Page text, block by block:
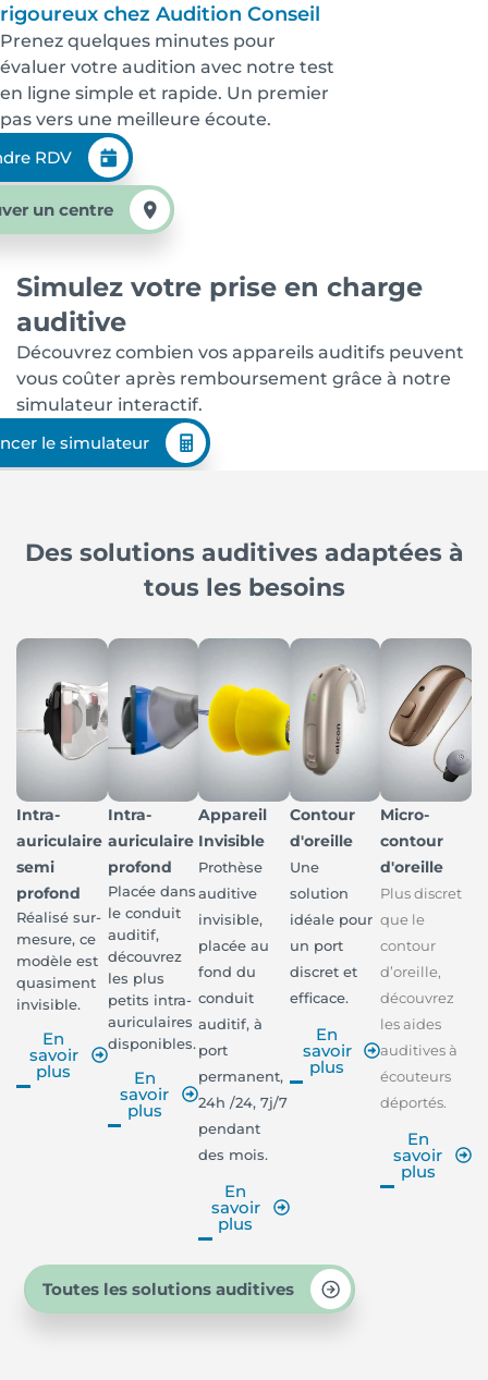
rigoureux chez Audition Conseil
Prenez quelques minutes pour
évaluer votre audition avec notre test
en ligne simple et rapide. Un premier
pas vers une meilleure écoute.
RDV
un centre
Simulez votre prise en charge
auditive
Découvrez combien vos appareils auditifs peuvent
vous coûter après remboursement grâce à notre
simulateur interactif.
le simulateur
Des solutions auditives adaptées à
tous les besoins
Intra-
auriculaire
semi
profond
Réalisé sur-
mesure, ce
modèle est
quasiment
invisible.
En
savoir
plus
Intra-
auriculaire
profond
Placée dans
le conduit
auditif,
découvrez
les plus
petits intra-
auriculaires
disponibles.
En
savoir
plus
Appareil
Invisible
Prothèse
auditive
invisible,
placée au
fond du
conduit
auditif, à
port
permanent,
24h /24, 7j/7
pendant
des mois.
En
savoir
plus
Contour
d'oreille
Une
solution
idéale pour
un port
discret et
efficace.
En
savoir
plus
Micro-
contour
d'oreille
Plus discret
que le
contour
d’oreille,
découvrez
les aides
auditives à
écouteurs
déportés.
En
savoir
plus
Toutes les solutions auditives